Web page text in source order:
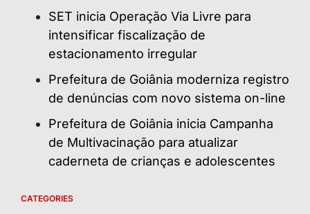
SET inicia Operação Via Livre para
intensificar fiscalização de
estacionamento irregular
Prefeitura de Goiânia moderniza registro
de denúncias com novo sistema on-line
Prefeitura de Goiânia inicia Campanha
de Multivacinação para atualizar
caderneta de crianças e adolescentes
CATEGORIES